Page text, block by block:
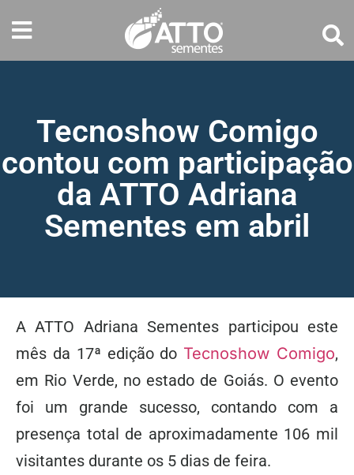
Tecnoshow Comigo
contou com participação
da ATTO Adriana
Sementes em abril
A ATTO Adriana Sementes participou este
mês da 17ª edição do Tecnoshow Comigo,
em Rio Verde, no estado de Goiás. O evento
foi um grande sucesso, contando com a
presença total de aproximadamente 106 mil
visitantes durante os 5 dias de feira.